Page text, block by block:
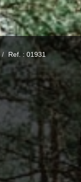
Ref. : 01931